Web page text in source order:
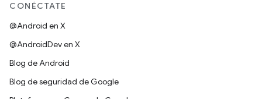
CONÉCTATE
@Android en X
@AndroidDev en X
Blog de Android
Blog de seguridad de Google